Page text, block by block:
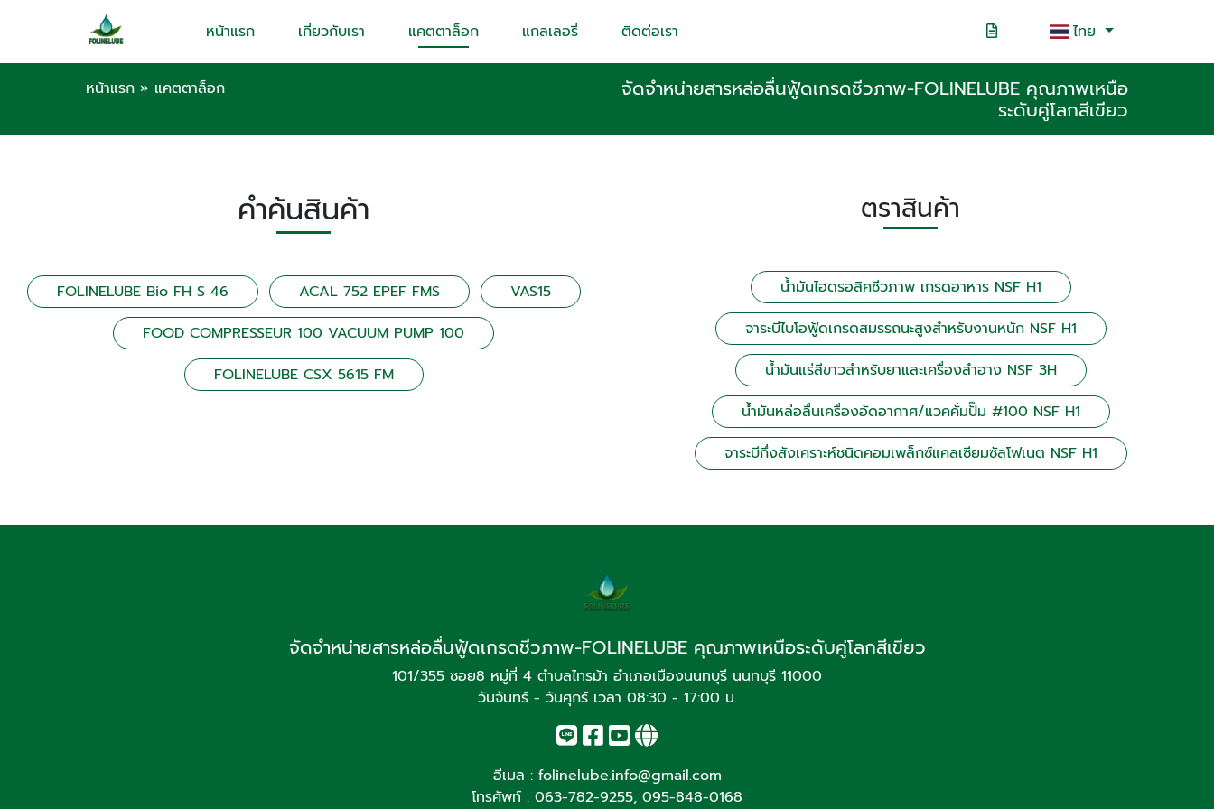
หน้าแรก เกี่ยวกับเรา แคตตาล็อก แกลเลอรี่ ติดต่อเรา ไทย
หน้าแรก » แคตตาล็อก
จัดจำหน่ายสารหล่อลื่นฟู้ดเกรดชีวภาพ-FOLINELUBE คุณภาพเหนือ
ระดับคู่โลกสีเขียว
คำค้นสินค้า
FOLINELUBE Bio FH S 46 ACAL 752 EPEF FMS
VAS15
FOOD COMPRESSEUR 100 VACUUM PUMP 100
FOLINELUBE CSX 5615 FM
ตราสินค้า
น้ำมันไฮดรอลิคชีวภาพ เกรดอาหาร NSF H1
จาระบีไบโอฟู้ดเกรดสมรรถนะสูงสำหรับงานหนัก NSF H1
น้ำมันแร่สีขาวสำหรับยาและเครื่องสำอาง NSF 3H
น้ำมันหล่อลื่นเครื่องอัดอากาศ/แวคคั่มปั๊ม #100 NSF H1
จาระบีกึ่งสังเคราะห์ชนิดคอมเพล็กซ์แคลเซียมซัลโฟเนต NSF H1
จัดจำหน่ายสารหล่อลื่นฟู้ดเกรดชีวภาพ-FOLINELUBE คุณภาพเหนือระดับคู่โลกสีเขียว
101/355 ซอย8 หมู่ที่ 4 ตำบลไทรม้า อำเภอเมืองนนทบุรี นนทบุรี 11000
วันจันทร์ - วันศุกร์ เวลา 08:30 - 17:00 น.
อีเมล : folinelube.info@gmail.com
โทรศัพท์ : 063-782-9255, 095-848-0168